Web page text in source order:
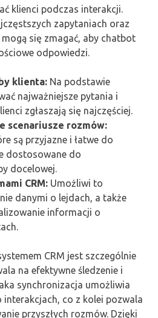
klienci podczas interakcji.
zapytaniach oraz
się zmagać, aby chatbot
odpowiedzi.
klienta: Na podstawie
najważniejsze pytania i
zgłaszają się najczęściej.
scenariusze rozmów:
są przyjazne i łatwe do
dostosowane do
docelowej.
CRM: Umożliwi to
danymi o lejdach, a także
informacji o
CRM jest szczególnie
na efektywne śledzenie i
synchronizacja umożliwia
interakcjach, co z kolei pozwala
przyszłych rozmów. Dzięki